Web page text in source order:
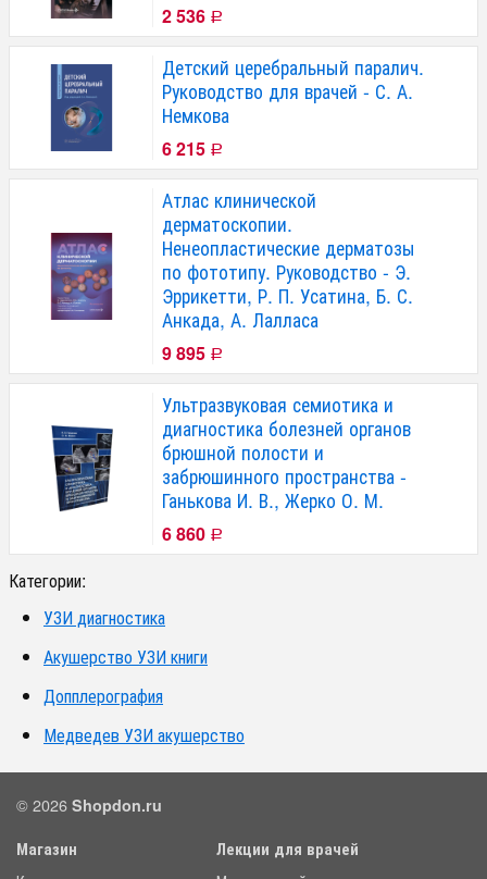
2 536 Р
Детский церебральный паралич.
Руководство для врачей - С. А.
Немкова
6 215 Р
Атлас клинической
дерматоскопии.
Ненеопластические дерматозы
по фототипу. Руководство - Э.
Эррикетти, Р. П. Усатина, Б. С.
Анкада, А. Лалласа
9 895 Р
Ультразвуковая семиотика и
диагностика болезней органов
брюшной полости и
забрюшинного пространства -
Ганькова И. В., Жерко О. М.
6 860 Р
Категории:
УЗИ диагностика
Акушерство УЗИ книги
Допплерография
Медведев УЗИ акушерство
© 2026 Shopdon.ru
Магазин
Лекции для врачей